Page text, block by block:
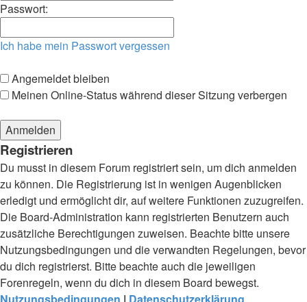
Passwort:
Ich habe mein Passwort vergessen
Angemeldet bleiben
Meinen Online-Status während dieser Sitzung verbergen
Registrieren
Du musst in diesem Forum registriert sein, um dich anmelden
zu können. Die Registrierung ist in wenigen Augenblicken
erledigt und ermöglicht dir, auf weitere Funktionen zuzugreifen.
Die Board-Administration kann registrierten Benutzern auch
zusätzliche Berechtigungen zuweisen. Beachte bitte unsere
Nutzungsbedingungen und die verwandten Regelungen, bevor
du dich registrierst. Bitte beachte auch die jeweiligen
Forenregeln, wenn du dich in diesem Board bewegst.